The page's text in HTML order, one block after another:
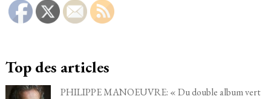
Top des articles
PHILIPPE MANOEUVRE: « Du double album vert